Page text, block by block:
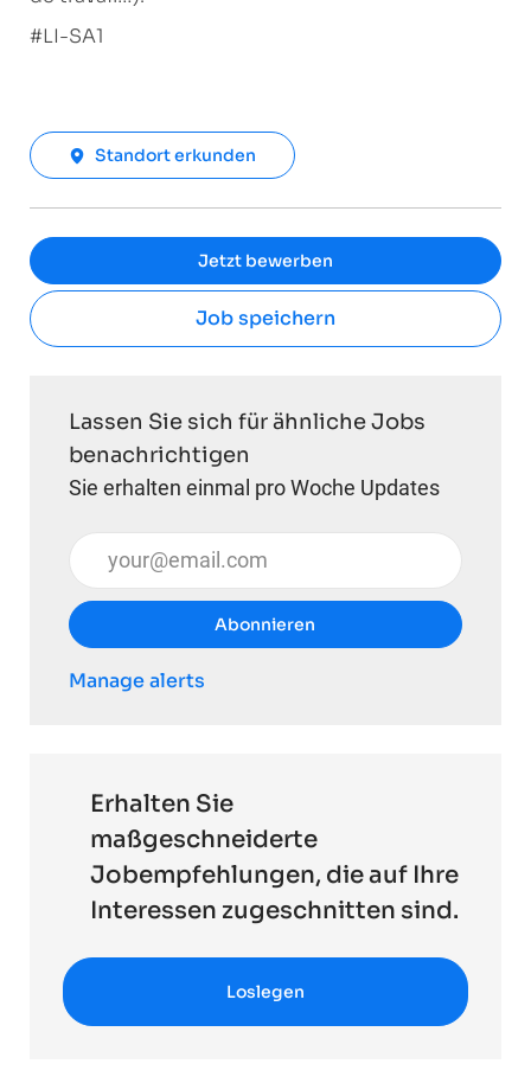
#LI-SA1
Standort erkunden
Jetzt bewerben
Job speichern
Lassen Sie sich für ähnliche Jobs
benachrichtigen
Sie erhalten einmal pro Woche Updates
E-Mail-Adresse eingeben (erforderlich)
Abonnieren
Manage alerts
Erhalten Sie
maßgeschneiderte
Jobempfehlungen, die auf Ihre
Interessen zugeschnitten sind.
Loslegen